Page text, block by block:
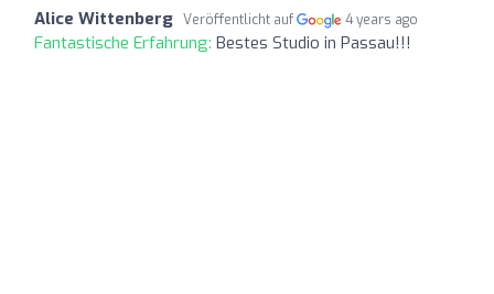
Alice Wittenberg Veröffentlicht auf 4 years ago
Fantastische Erfahrung: Bestes Studio in Passau!!!